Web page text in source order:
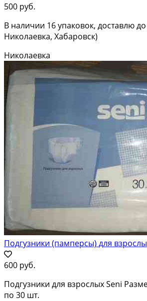
500 руб.
В наличии 16 упаковок, доставлю
Николаевка, Хабаровск)
Николаевка
Подгузники (памперсы) для
600 руб.
Подгузники для взрослых Seni
по 30 шт.